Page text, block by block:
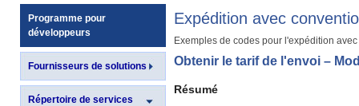
Programme pour
développeurs
Fournisseurs de solutions
Répertoire de services
Expédition avec
Exemples de codes pour l'expédition
Obtenir le tarif de l'envoi –
Résumé